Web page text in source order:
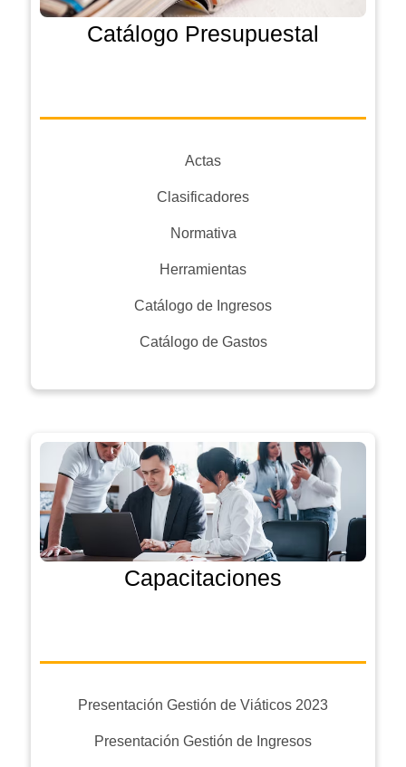
Catálogo Presupuestal
Actas
Clasificadores
Normativa
Herramientas
Catálogo de Ingresos
Catálogo de Gastos
Capacitaciones
Presentación Gestión de Viáticos 2023
Presentación Gestión de Ingresos